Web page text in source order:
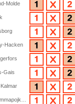
Molde
Hacken
Gais